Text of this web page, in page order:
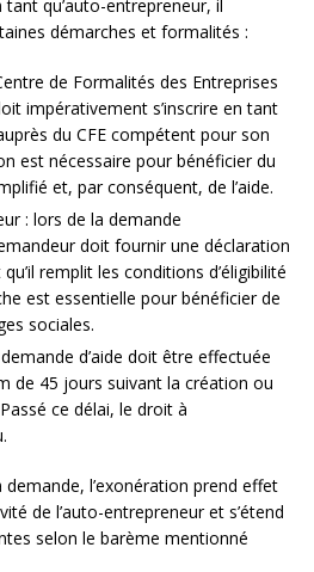
tant qu’auto-entrepreneur, il
démarches et formalités :
de Formalités des Entreprises
impérativement s’inscrire en tant
du CFE compétent pour son
est nécessaire pour bénéficier du
et, par conséquent, de l’aide.
: lors de la demande
doit fournir une déclaration
remplit les conditions d’éligibilité
est essentielle pour bénéficier de
sociales.
d’aide doit être effectuée
de 45 jours suivant la création ou
ce délai, le droit à
demande, l’exonération prend effet
de l’auto-entrepreneur et s’étend
selon le barème mentionné